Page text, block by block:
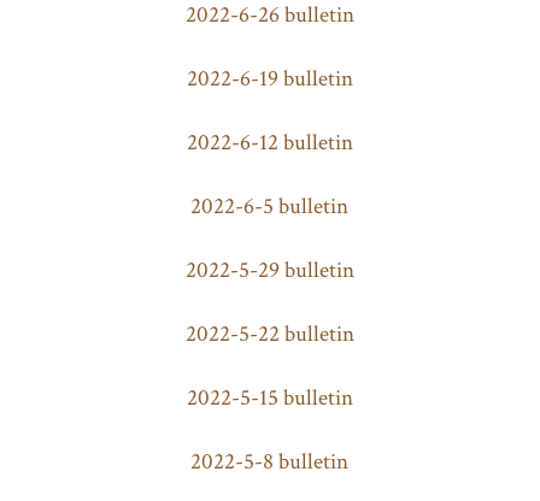
2022-6-26 bulletin
2022-6-19 bulletin
2022-6-12 bulletin
2022-6-5 bulletin
2022-5-29 bulletin
2022-5-22 bulletin
2022-5-15 bulletin
2022-5-8 bulletin